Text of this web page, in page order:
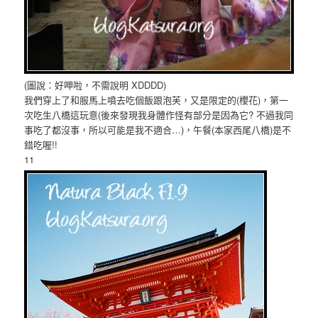
(圖說：好呷啦，不需說明 XDDDD)
我們穿上了和服馬上噴去吃個飯跟泡芙，又是限定的(櫻花)，第一
次吃生八橋這玩意(後來發現我身體作怪有部分是因為它? 不過我同
事吃了都沒事，所以可能是我不適合…)，午餐(本家西尾八橋)是不
錯吃喔!!
11